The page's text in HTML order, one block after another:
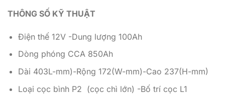
THÔNG SỐ KỸ THUẬT
Điện thế 12V -Dung lượng 100Ah
Dòng phóng CCA 850Ah
Dài 403L-mm)-Rộng 172(W-mm)-Cao 237(H-mm)
Loại cọc bình P2 (cọc chì lớn) -Bố trí cọc L1